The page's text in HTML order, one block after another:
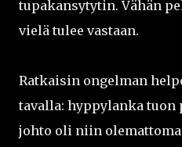
tupakansytytin. Vähän
vielä tulee vastaan.
Ratkaisin ongelman
tavalla: hyppylanka tuon
johto oli niin